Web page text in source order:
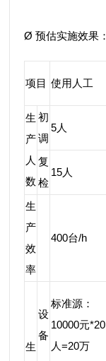
Ø 预估实施效果：
项目 使用人工
生
产
人
数
初
调
5人
复
检
15人
生
产
效
率
400台/h
生
设
备
标准源：
10000元*20
人=20万